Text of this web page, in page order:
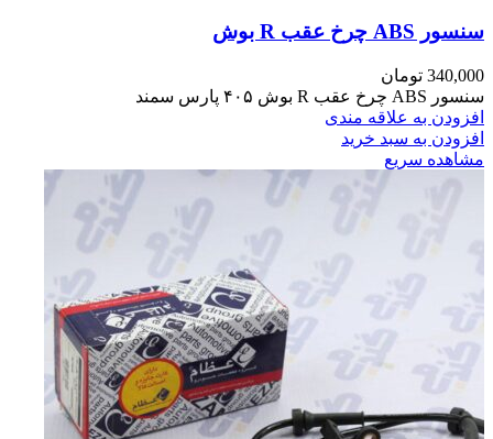
سنسور ABS چرخ عقب R بوش
340,000 تومان
سنسور ABS چرخ عقب R بوش ۴۰۵ پارس سمند
افزودن به علاقه مندی
افزودن به سبد خرید
مشاهده سریع